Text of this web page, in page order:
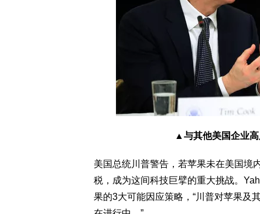
▲与其他美国企业高
美国总统川普警告，若苹果未在美国境
税，成为这间科技巨擘的重大挑战。
果的3大可能因应策略，“川普对苹果及